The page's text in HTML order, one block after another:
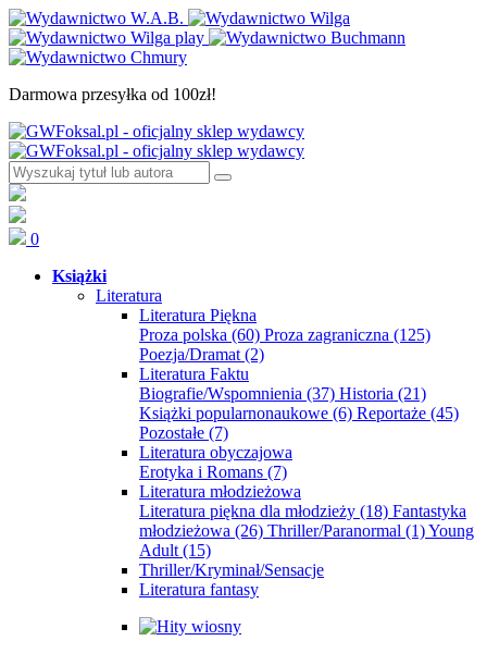
Darmowa przesyłka od 100zł!
0
Książki
Literatura
Literatura Piękna
Proza polska (60) Proza zagraniczna (125)
Poezja/Dramat (2)
Literatura Faktu
Biografie/Wspomnienia (37) Historia (21)
Książki popularnonaukowe (6) Reportaże (45)
Pozostałe (7)
Literatura obyczajowa
Erotyka i Romans (7)
Literatura młodzieżowa
Literatura piękna dla młodzieży (18) Fantastyka
młodzieżowa (26) Thriller/Paranormal (1)Young
Adult (15)
Thriller/Kryminał/Sensacje
Literatura fantasy